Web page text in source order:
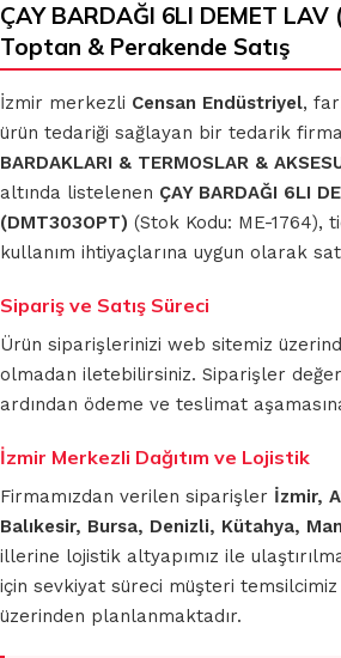
ÇAY BARDAĞI 6LI DEMET
Toptan & Perakende Satış
İzmir merkezli Censan Endüstriyel,
ürün tedariği sağlayan bir tedarik
BARDAKLARI & TERMOSLAR &
altında listelenen ÇAY BARDAĞI 6LI
(DMT303OPT) (Stok Kodu: ME-1764),
kullanım ihtiyaçlarına uygun olarak
Sipariş ve Satış Süreci
Ürün siparişlerinizi web sitemiz
olmadan iletebilirsiniz. Siparişler
ardından ödeme ve teslimat
İzmir Merkezli Dağıtım ve Lojistik
Firmamızdan verilen siparişler İzmir,
Balıkesir, Bursa, Denizli, Kütahya,
illerine lojistik altyapımız ile
için sevkiyat süreci müşteri
üzerinden planlanmaktadır.